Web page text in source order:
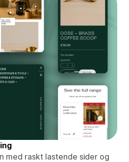
med raskt lastende sider og